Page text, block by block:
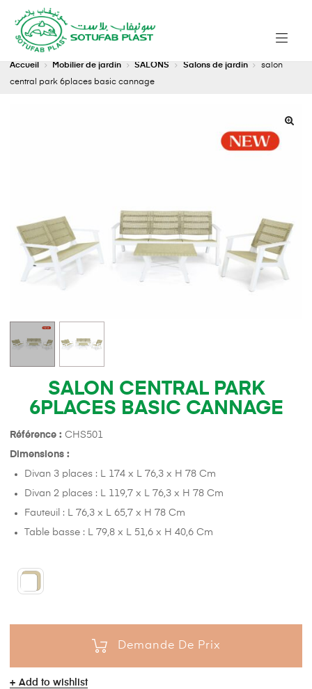
Accueil Mobilier de jardin SALONS Salons de jardin
salon
central park 6places basic cannage
SALON CENTRAL PARK
6PLACES BASIC CANNAGE
Référence : CHS501
Dimensions :
Divan 3 places : L 174 x L 76,3 x H 78 Cm
Divan 2 places : L 119,7 x L 76,3 x H 78 Cm
Fauteuil : L 76,3 x L 65,7 x H 78 Cm
Table basse : L 79,8 x L 51,6 x H 40,6 Cm
Demande De Prix
Add to wishlist